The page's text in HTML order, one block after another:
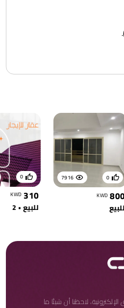
7916 0
KWD
للبيع
0
310
KWD
للبيع • 2
لاحظنا أن شيئًا ما